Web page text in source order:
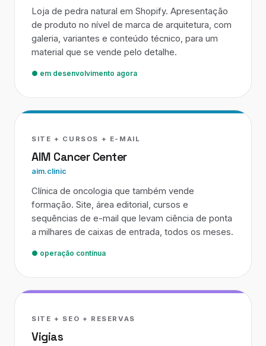
Loja de pedra natural em Shopify. Apresentação
de produto no nível de marca de arquitetura, com
galeria, variantes e conteúdo técnico, para um
material que se vende pelo detalhe.
● em desenvolvimento agora
SITE + CURSOS + E-MAIL
AIM Cancer Center
aim.clinic
Clínica de oncologia que também vende
formação. Site, área editorial, cursos e
sequências de e-mail que levam ciência de ponta
a milhares de caixas de entrada, todos os meses.
● operação contínua
SITE + SEO + RESERVAS
Vigias